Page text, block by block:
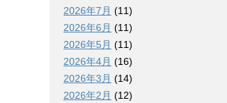
2026年7月 (11)
2026年6月 (11)
2026年5月 (11)
2026年4月 (16)
2026年3月 (14)
2026年2月 (12)